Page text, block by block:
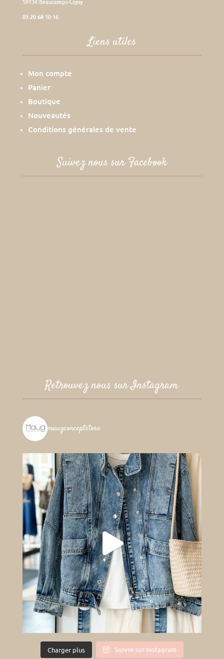
59134 Beaucamps-Ligny
03 20 68 10 16
Liens utiles
Mon compte
Panier
Boutique
Nouveautés
Conditions générales de vente
Suivez nous sur Facebook
Retrouvez nous sur Instagram
maugconceptstore
Charger plus Suivre sur Instagram